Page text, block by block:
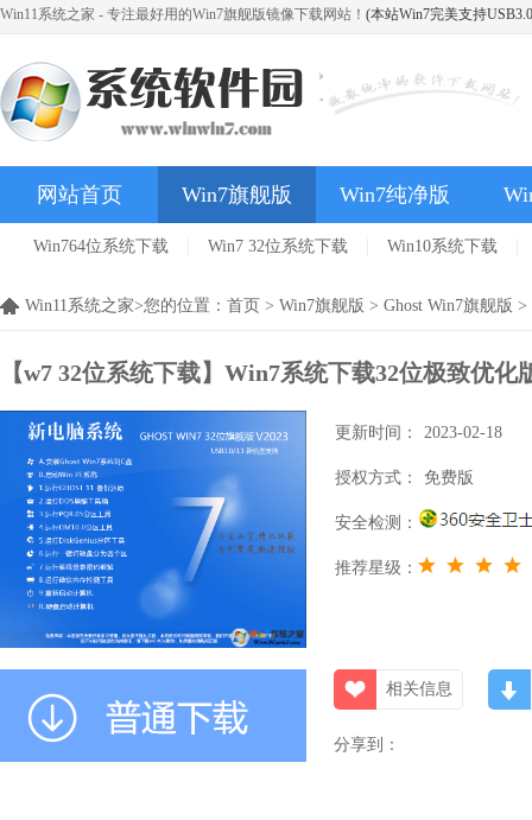
Win11系统之家 - 专注最好用的Win7旗舰版镜像下载网站！ (本站Win7完美支持
网站首页 Win7旗舰版 Win7纯净版
安卓应用
Win764位系统下载 Win7 32位系统下载 Win10系统下载
Win11系统之家>您的位置： 首页 > Win7旗舰版 > Ghost Win7旗舰版 >
【w7 32位系统下载】Win7系统下载32位极致优化
更新时间： 2023-02-18
授权方式： 免费版
安全检测：
推荐星级：
相关信息
分享到：